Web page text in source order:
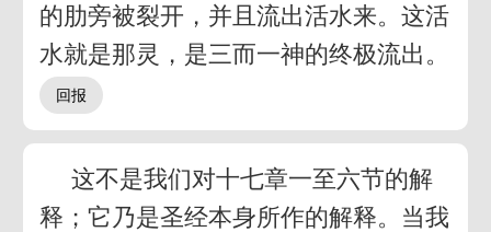
的肋旁被裂开，并且流出活水来。这活
水就是那灵，是三而一神的终极流出。
这不是我们对十七章一至六节的解
释；它乃是圣经本身所作的解释。当我